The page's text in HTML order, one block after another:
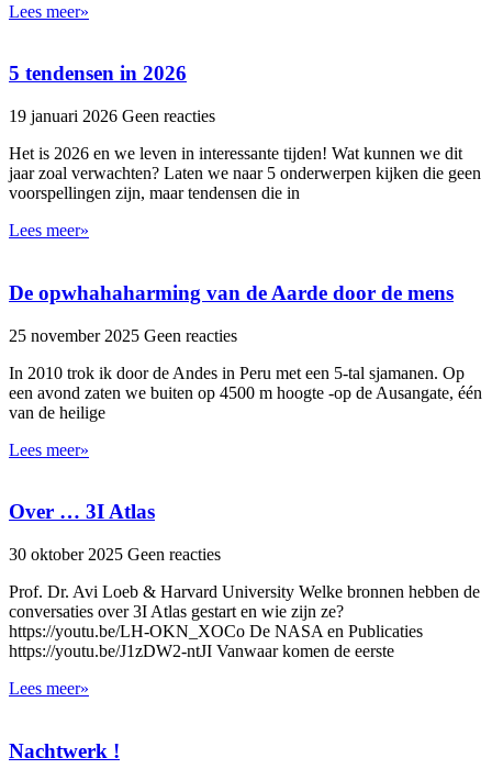
Lees meer»
5 tendensen in 2026
19 januari 2026 Geen reacties
Het is 2026 en we leven in interessante tijden! Wat kunnen we dit
jaar zoal verwachten? Laten we naar 5 onderwerpen kijken die geen
voorspellingen zijn, maar tendensen die in
Lees meer»
De opwhahaharming van de Aarde door de mens
25 november 2025 Geen reacties
In 2010 trok ik door de Andes in Peru met een 5-tal sjamanen. Op
een avond zaten we buiten op 4500 m hoogte -op de Ausangate, één
van de heilige
Lees meer»
Over … 3I Atlas
30 oktober 2025 Geen reacties
Prof. Dr. Avi Loeb & Harvard University Welke bronnen hebben de
conversaties over 3I Atlas gestart en wie zijn ze?
https://youtu.be/LH-OKN_XOCo De NASA en Publicaties
https://youtu.be/J1zDW2-ntJI Vanwaar komen de eerste
Lees meer»
Nachtwerk !